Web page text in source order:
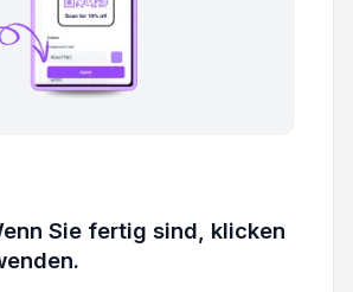
Sie fertig sind, klicken